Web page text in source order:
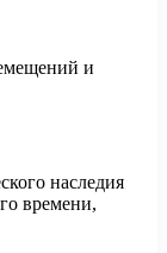
и
наследия
времени,